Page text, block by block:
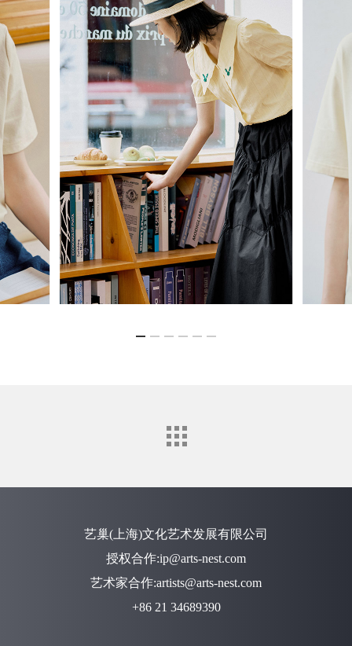
艺巢(上海)文化艺术发展有限公司
授权合作:ip@arts-nest.com
艺术家合作:artists@arts-nest.com
+86 21 34689390